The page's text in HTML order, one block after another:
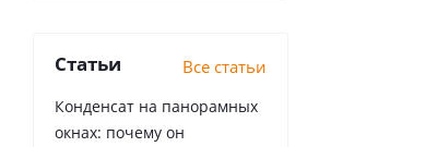
Статьи Все статьи
Конденсат на панорамных
окнах: почему он